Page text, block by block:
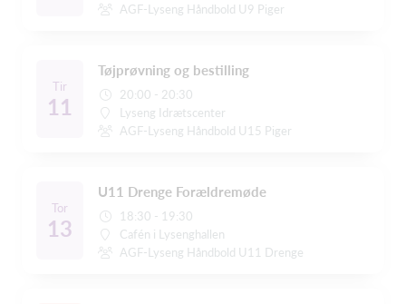
AGF-Lyseng Håndbold U9 Piger
Tir
11
Tøjprøvning og bestilling
20:00 - 20:30
Lyseng Idrætscenter
AGF-Lyseng Håndbold U15 Piger
Tor
13
U11 Drenge Forældremøde
18:30 - 19:30
Cafén i Lysenghallen
AGF-Lyseng Håndbold U11 Drenge